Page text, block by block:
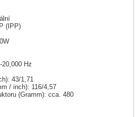
(IPP)
Hz
43/1,71
/ inch): 116/4,57
(Gramm): cca. 480